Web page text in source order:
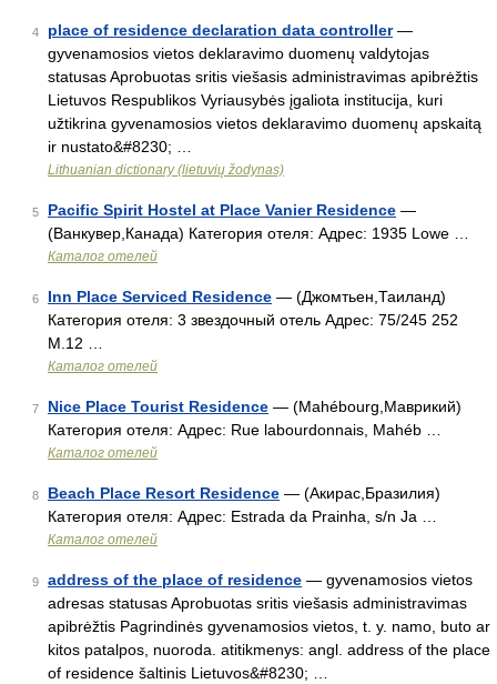
4 place of residence declaration data controller—
gyvenamosios vietos deklaravimo duomenų valdytojas
statusas Aprobuotas sritis viešasis administravimas apibrėžtis
Lietuvos Respublikos Vyriausybės įgaliota institucija, kuri
užtikrina gyvenamosios vietos deklaravimo duomenų apskaitą
ir nustato&#8230; …
Lithuanian dictionary (lietuvių žodynas)
5 Pacific Spirit Hostel at Place Vanier Residence —
(Ванкувер,Канада) Категория отеля: Адрес: 1935 Lowe …
Каталог отелей
6 Inn Place Serviced Residence — (Джомтьен,Таиланд)
Категория отеля: 3 звездочный отель Адрес: 75/245 252
M.12 …
Каталог отелей
7 Nice Place Tourist Residence — (Mahébourg,Маврикий)
Категория отеля: Адрес: Rue labourdonnais, Mahéb …
Каталог отелей
8 Beach Place Resort Residence — (Акирас,Бразилия)
Категория отеля: Адрес: Estrada da Prainha, s/n Ja …
Каталог отелей
9 address of the place of residence — gyvenamosios vietos
adresas statusas Aprobuotas sritis viešasis administravimas
apibrėžtis Pagrindinės gyvenamosios vietos, t. y. namo, buto ar
kitos patalpos, nuoroda. atitikmenys: angl. address of the place
of residence šaltinis Lietuvos&#8230; …